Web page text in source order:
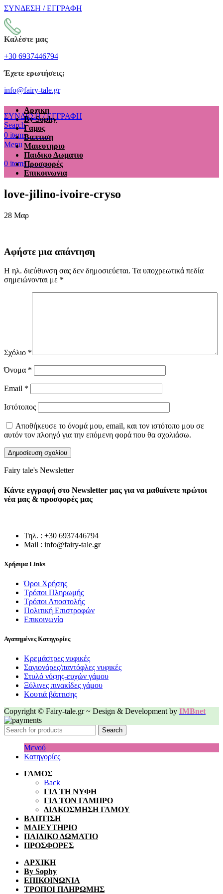
ΣΥΝΔΕΣΗ / ΕΓΓΡΑΦΗ
Καλέστε μας
+30 6937446794
Έχετε ερωτήσεις;
info@fairy-tale.gr
ΣΥΝΔΕΣΗ / ΕΓΓΡΑΦΗ
Search
0 items €0.00
Menu
0 items €0.00
Αρχικη
By Sophy
Γαμος
Βαπτιση
Μαιευτηριο
Παιδικο Δωματιο
Προσφορές
Επικοινωνια
love-jilino-ivoire-cryso
28 Μαρ
Αφήστε μια απάντηση
Η ηλ. διεύθυνση σας δεν δημοσιεύεται. Τα υποχρεωτικά πεδία
σημειώνονται με *
Σχόλιο *
Όνομα *
Email *
Ιστότοπος
Αποθήκευσε το όνομά μου, email, και τον ιστότοπο μου σε
αυτόν τον πλοηγό για την επόμενη φορά που θα σχολιάσω.
Fairy tale's Newsletter
Κάντε εγγραφή στο Newsletter μας για να μαθαίνετε πρώτοι
νέα μας & προσφορές μας
Τηλ. : +30 6937446794
Mail : info@fairy-tale.gr
Χρήσιμα Links
Όροι Χρήσης
Τρόποι Πληρωμής
Τρόποι Αποστολής
Πολιτική Επιστροφών
Επικοινωνία
Αγαπημένες Κατηγορίες
Κρεμάστρες νυφικές
Σαγιονάρες/παντόφλες νυφικές
Στυλό νύφης-ευχών γάμου
Ξύλινες πινακίδες γάμου
Κουτιά βάπτισης
Copyright © Fairy-tale.gr ~ Design & Development by IMBnet
Search
Μενού
Κατηγορίες
ΓΑΜΟΣ
Back
ΓΙΑ ΤΗ ΝΥΦΗ
ΓΙΑ ΤΟΝ ΓΑΜΠΡΟ
ΔΙΑΚΟΣΜΗΣΗ ΓΑΜΟΥ
ΒΑΠΤΙΣΗ
ΜΑΙΕΥΤΗΡΙΟ
ΠΑΙΔΙΚΟ ΔΩΜΑΤΙΟ
ΠΡΟΣΦΟΡΕΣ
ΑΡΧΙΚΗ
By Sophy
ΕΠΙΚΟΙΝΩΝΙΑ
ΤΡΟΠΟΙ ΠΛΗΡΩΜΗΣ